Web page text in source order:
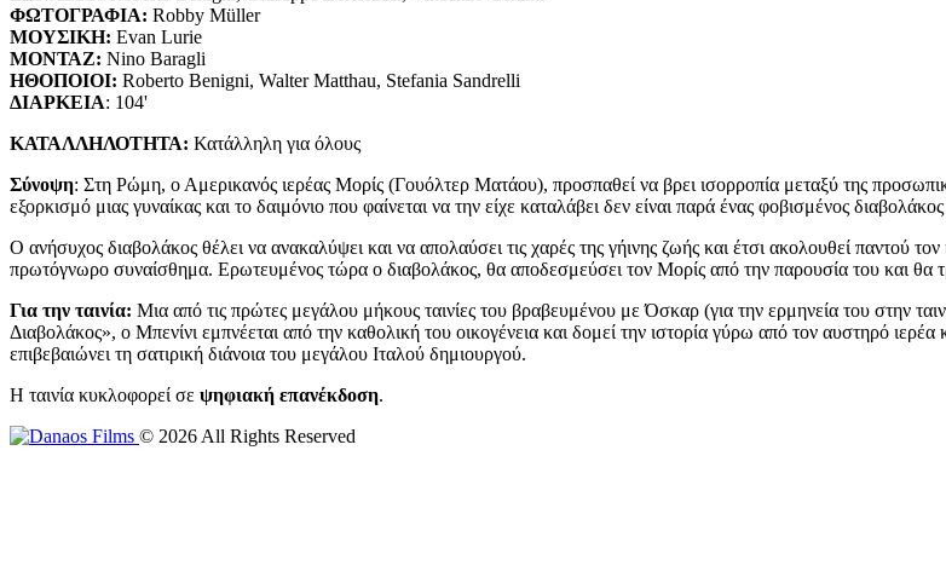
ΦΩΤΟΓΡΑΦΙΑ: Robby Müller
ΜΟΥΣΙΚΗ: Evan Lurie
ΜΟΝΤΑΖ: Nino Baragli
ΗΘΟΠΟΙΟΙ: Roberto Benigni, Walter Matthau, Stefania Sandrelli
ΔΙΑΡΚΕΙΑ: 104'
ΚΑΤΑΛΛΗΛΟΤΗΤΑ: Κατάλληλη για όλους
Σύνοψη: Στη Ρώμη, ο Αμερικανός ιερέας Μορίς (Γουόλτερ Ματάου), προσπαθεί να βρει ισορροπία μεταξύ της
εξορκισμό μιας γυναίκας και το δαιμόνιο που φαίνεται να την είχε καταλάβει δεν είναι παρά ένας φοβισμένος
Ο ανήσυχος διαβολάκος θέλει να ανακαλύψει και να απολαύσει τις χαρές της γήινης ζωής και έτσι ακολουθεί παντού
πρωτόγνωρο συναίσθημα. Ερωτευμένος τώρα ο διαβολάκος, θα αποδεσμεύσει τον Μορίς από την παρουσία του και θα
Για την ταινία: Μια από τις πρώτες μεγάλου μήκους ταινίες του βραβευμένου με Όσκαρ (για την ερμηνεία του στην
Διαβολάκος», ο Μπενίνι εμπνέεται από την καθολική του οικογένεια και δομεί την ιστορία γύρω από τον αυστηρό
επιβεβαιώνει τη σατιρική διάνοια του μεγάλου Ιταλού δημιουργού.
Η ταινία κυκλοφορεί σε ψηφιακή επανέκδοση.
© 2026 All Rights Reserved